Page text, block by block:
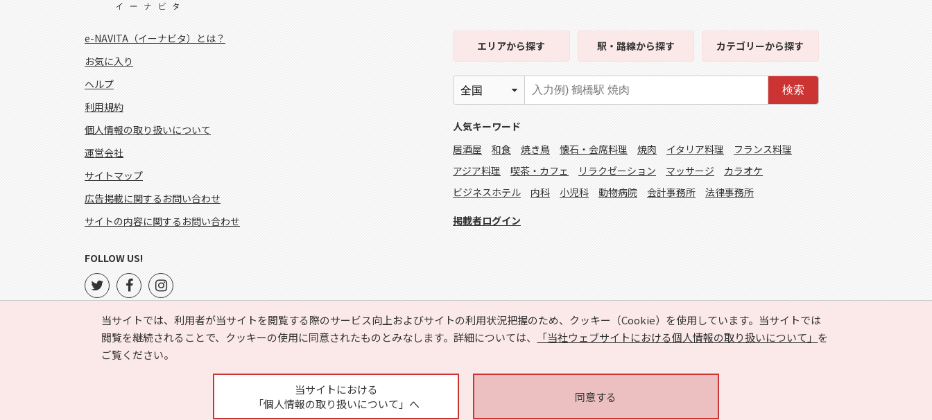
当サイトでは、利用者が当サイトを閲覧する際のサービス向上およびサイトの利用状況把握のため、クッキー（Cookie）を使用しています。当サイトでは
閲覧を継続されることで、クッキーの使用に同意されたものとみなします。詳細については、
「当社ウェブサイトにおける個人情報の取り扱いについて」 を
ご覧ください。
当サイトにおける
「個人情報の取り扱いについて」へ
同意する
e-NAVITA（イーナビタ）とは？
お気に入り
ヘルプ
利用規約
個人情報の取り扱いについて
運営会社
サイトマップ
広告掲載に関するお問い合わせ
サイトの内容に関するお問い合わせ
エリアから探す 駅・路線から探す カテゴリーから探す
検索
人気キーワード
居酒屋
和食 焼き鳥 懐石・会席料理 焼肉 イタリア料理
フランス料理
アジア料理
喫茶・カフェ リラクゼーション マッサージ
カラオケ
ビジネスホテル
内科 小児科 動物病院 会計事務所 法律事務所
掲載者ログイン
FOLLOW US!
Copyright © HYOJITO.Co.,Ltd. All Rights Reserved.